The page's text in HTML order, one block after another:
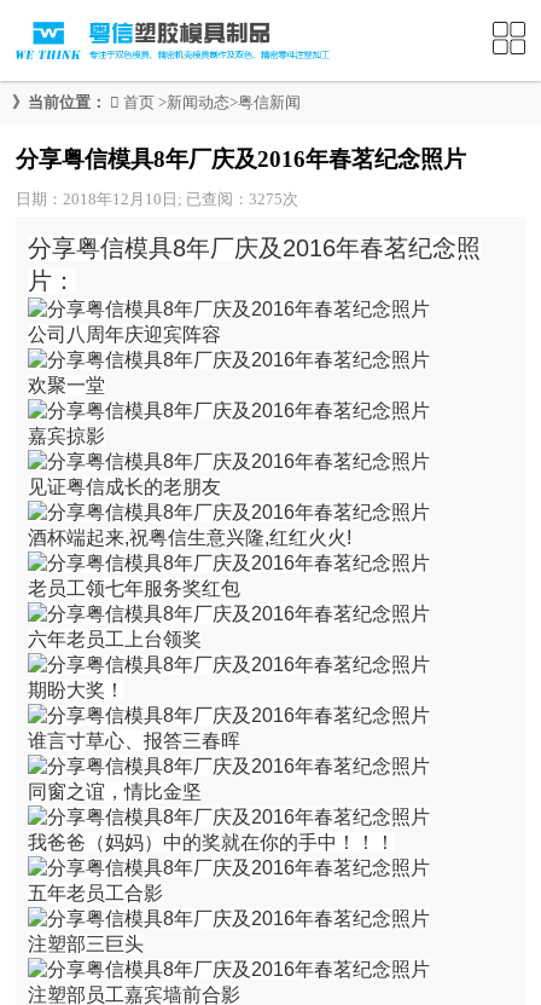
》当前位置： 首页 >新闻动态>粤信新闻
分享粤信模具8年厂庆及2016年春茗纪念照片
日期：2018年12月10日; 已查阅：3275次
分享粤信模具8年厂庆及2016年春茗纪念照
片：
公司八周年庆迎宾阵容
欢聚一堂
嘉宾掠影
见证粤信成长的老朋友
酒杯端起来,祝粤信生意兴隆,红红火火!
老员工领七年服务奖红包
六年老员工上台领奖
期盼大奖！
谁言寸草心、报答三春晖
同窗之谊，情比金坚
我爸爸（妈妈）中的奖就在你的手中！！！
五年老员工合影
注塑部三巨头
注塑部员工嘉宾墙前合影